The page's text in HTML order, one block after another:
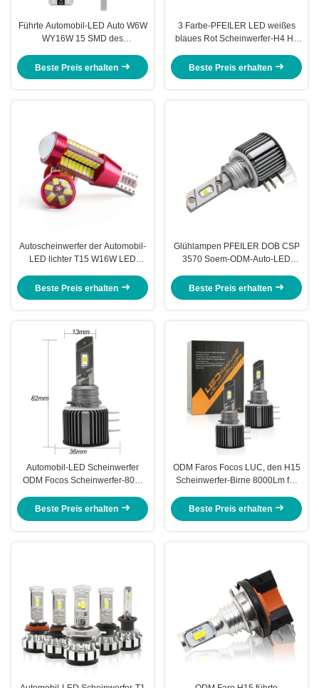
Führte Automobil-LED Auto W6W
WY16W 15 SMD des
T15 Licht
Beste Preis erhalten
3 Farbe-PFEILER LED weißes
blaues Rot Scheinwerfer-H4 H6
Beste Preis erhalten
Autoscheinwerfer der Automobil-
LED lichter T15 W16W LED
4014 Rück
Beste Preis erhalten
Glühlampen PFEILER DOB CSP
3570 Soem-ODM-Auto-LED
8000K
Beste Preis erhalten
Automobil-LED Scheinwerfer
ODM Focos Scheinwerfer-80W
Beste Preis erhalten
ODM Faros Focos LUC, den H15
Scheinwerfer-Birne 8000Lm für
Hauptlicht
Beste Preis erhalten